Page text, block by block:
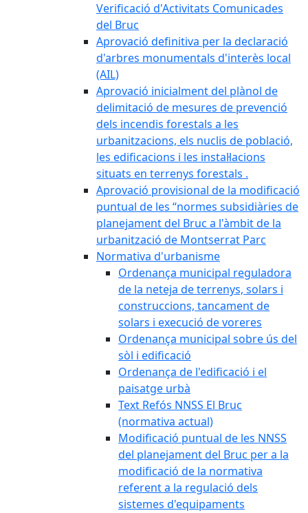
Verificació d'Activitats Comunicades
del Bruc
Aprovació definitiva per la declaració
d'arbres monumentals d'interès local
(AIL)
Aprovació inicialment del plànol de
delimitació de mesures de prevenció
dels incendis forestals a les
urbanitzacions, els nuclis de població,
les edificacions i les instal·lacions
situats en terrenys forestals .
Aprovació provisional de la modificació
puntual de les “normes subsidiàries de
planejament del Bruc a l'àmbit de la
urbanització de Montserrat Parc
Normativa d'urbanisme
Ordenança municipal reguladora
de la neteja de terrenys, solars i
construccions, tancament de
solars i execució de voreres
Ordenança municipal sobre ús del
sòl i edificació
Ordenança de l'edificació i el
paisatge urbà
Text Refós NNSS El Bruc
(normativa actual)
Modificació puntual de les NNSS
del planejament del Bruc per a la
modificació de la normativa
referent a la regulació dels
sistemes d'equipaments